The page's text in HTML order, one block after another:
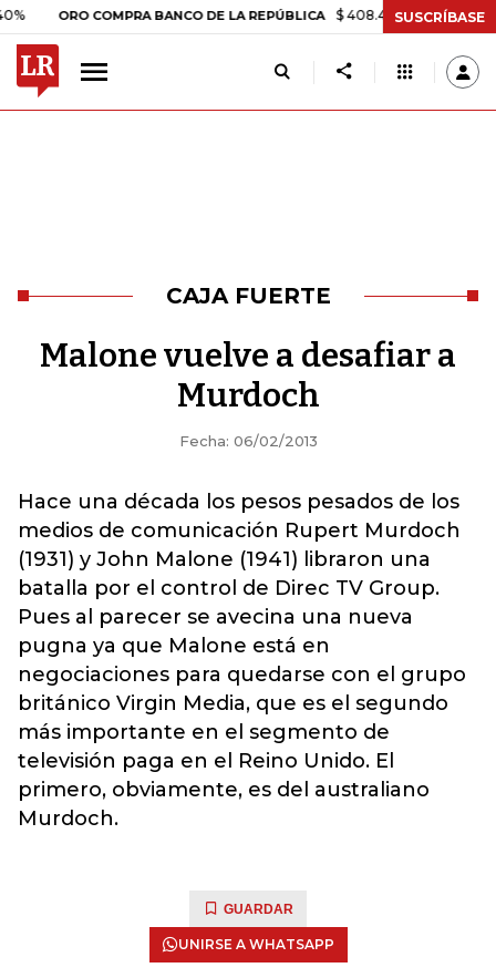
ORO COMPRA BANCO DE LA REPÚBLICA $ 408.498,97 +$ 8.753,81
SUSCRÍBASE
CAJA FUERTE
Malone vuelve a desafiar a
Murdoch
Fecha: 06/02/2013
Hace una década los pesos pesados de los
medios de comunicación Rupert Murdoch
(1931) y John Malone (1941) libraron una
batalla por el control de Direc TV Group.
Pues al parecer se avecina una nueva
pugna ya que Malone está en
negociaciones para quedarse con el grupo
británico Virgin Media, que es el segundo
más importante en el segmento de
televisión paga en el Reino Unido. El
primero, obviamente, es del australiano
Murdoch.
GUARDAR
UNIRSE A WHATSAPP